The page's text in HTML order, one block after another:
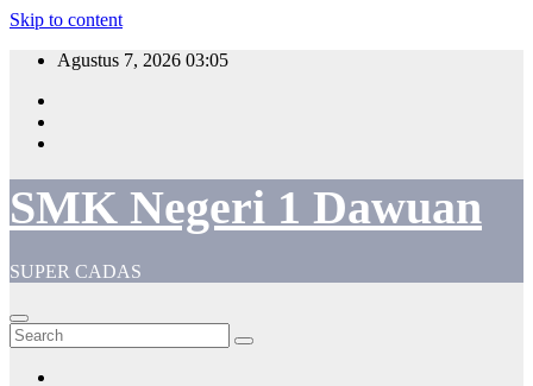
Skip to content
Agustus 7, 2026 03:05
SMK Negeri 1 Dawuan
SUPER CADAS